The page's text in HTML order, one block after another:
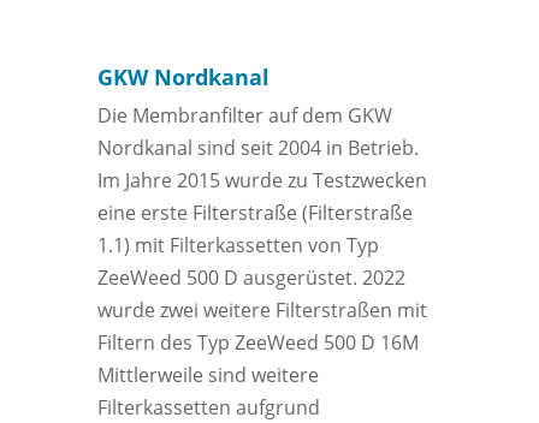
GKW Nordkanal
Die Membranfilter auf dem GKW
Nordkanal sind seit 2004 in Betrieb.
Im Jahre 2015 wurde zu Testzwecken
eine erste Filterstraße (Filterstraße
1.1) mit Filterkassetten von Typ
ZeeWeed 500 D ausgerüstet. 2022
wurde zwei weitere Filterstraßen mit
Filtern des Typ ZeeWeed 500 D 16M
Mittlerweile sind weitere
Filterkassetten aufgrund